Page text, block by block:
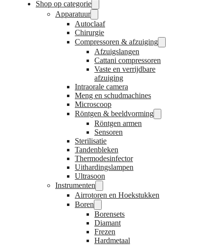
Shop op categorie
Apparatuur
Autoclaaf
Chirurgie
Compressoren & afzuiging
Afzuigslangen
Cattani compressoren
Vaste en verrijdbare
afzuiging
Intraorale camera
Meng en schudmachines
Microscoop
Röntgen & beeldvorming
Röntgen armen
Sensoren
Sterilisatie
Tandenbleken
Thermodesinfector
Uithardingslampen
Ultrasoon
Instrumenten
Airrotoren en Hoekstukken
Boren
Borensets
Diamant
Frezen
Hardmetaal